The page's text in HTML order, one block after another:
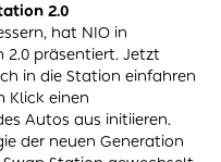
2.0
hat NIO in
2.0 präsentiert. Jetzt
in die Station einfahren
Klick einen
Autos aus initiieren.
der neuen Generation